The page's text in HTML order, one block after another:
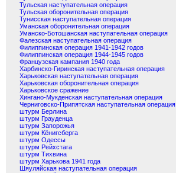
Тульская наступательная операция
Тульская оборонительная операция
Тунисская наступательная операция
Уманская оборонительная операция
Уманско-Ботошанская наступательная операция
Фалезская наступательная операция
Филиппинская операция 1941-1942 годов
Филиппинская операция 1944-1945 годов
Французская кампания 1940 года
Харбинско-Гиринская наступательная операция
Харьковская наступательная операция
Харьковская оборонительная операция
Харьковское сражение
Хингано-Мукденская наступательная операция
Черниговско-Припятская наступательная операция
штурм Берлина
штурм Грауденца
штурм Запорожья
штурм Кёнигсберга
штурм Одессы
штурм Рейхстага
штурм Тихвина
штурм Харькова 1941 года
Шяуляйская наступательная операция